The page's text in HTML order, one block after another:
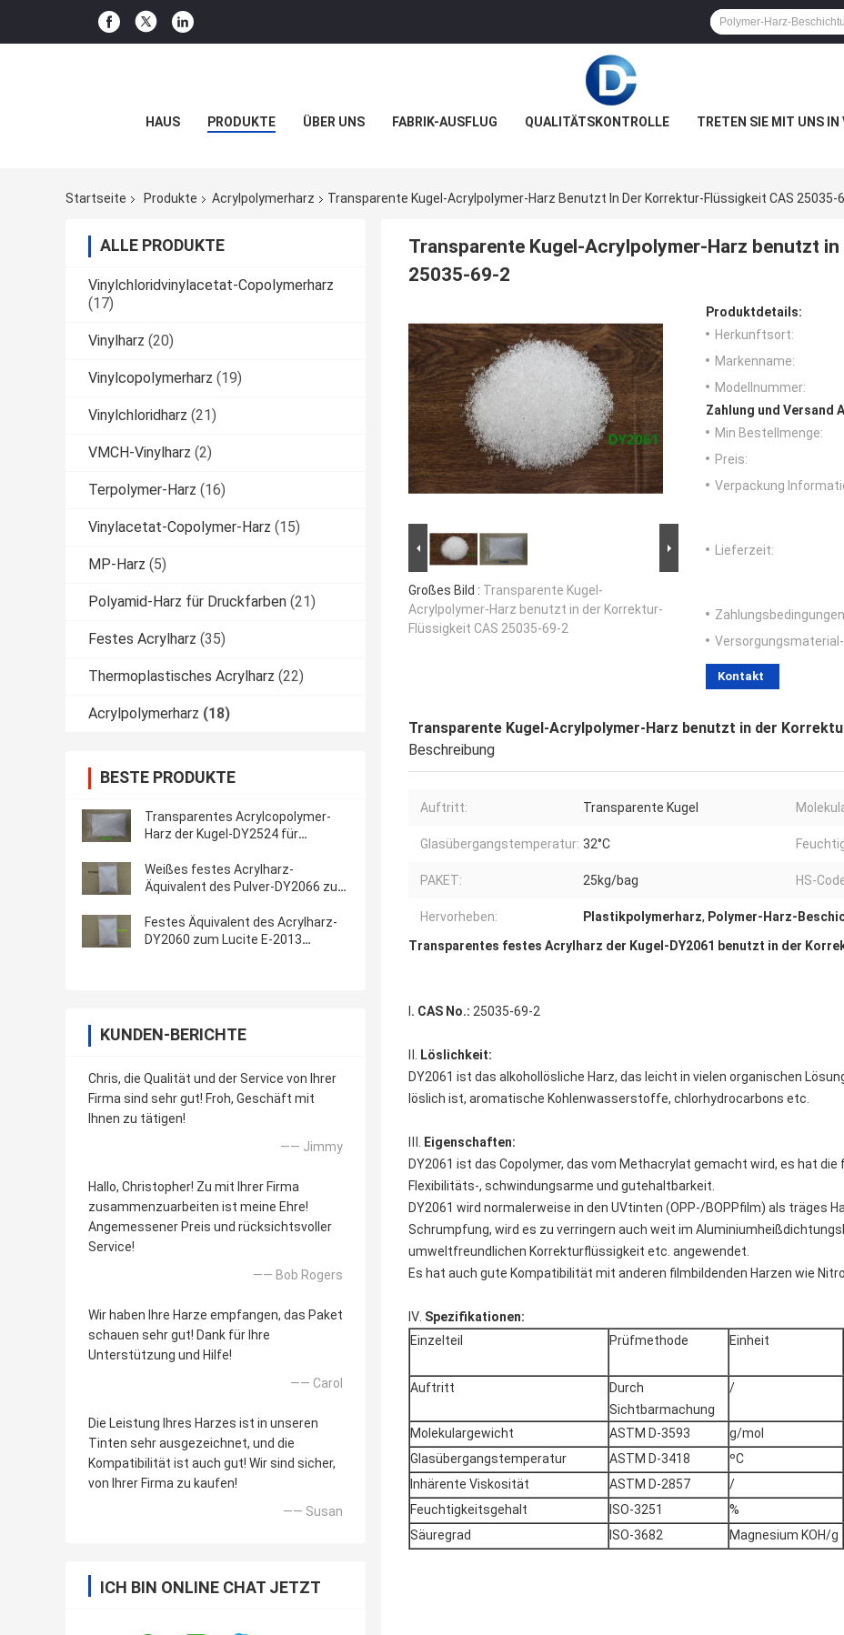
HAUS PRODUKTE ÜBER UNS FABRIK-AUSFLUG QUALITÄTSKONTROLLE TRETEN SIE MIT UNS IN
Startseite Produkte Acrylpolymerharz Transparente Kugel-Acrylpolymer-Harz Benutzt In Der Korrektur-Flüssigkeit CAS 25035-
ALLE PRODUKTE
Vinylchloridvinylacetat-Copolymerharz
(17)
Vinylharz (20)
Vinylcopolymerharz (19)
Vinylchloridharz (21)
VMCH-Vinylharz (2)
Terpolymer-Harz (16)
Vinylacetat-Copolymer-Harz (15)
MP-Harz (5)
Polyamid-Harz für Druckfarben (21)
Festes Acrylharz (35)
Thermoplastisches Acrylharz (22)
Acrylpolymerharz (18)
BESTE PRODUKTE
Transparentes Acrylcopolymer-
Harz der Kugel-DY2524 für
3906909090
Weißes festes Acrylharz-
Äquivalent des Pulver-DY2066 zum
Gravüren-Druckfarben
Festes Äquivalent des Acrylharz-
DY2060 zum Lucite E-2013
KUNDEN-BERICHTE
Chris, die Qualität und der Service von Ihrer
Firma sind sehr gut! Froh, Geschäft mit
Ihnen zu tätigen!
—— Jimmy
Hallo, Christopher! Zu mit Ihrer Firma
zusammenzuarbeiten ist meine Ehre!
Angemessener Preis und rücksichtsvoller
Service!
—— Bob Rogers
Wir haben Ihre Harze empfangen, das Paket
schauen sehr gut! Dank für Ihre
Unterstützung und Hilfe!
—— Carol
Die Leistung Ihres Harzes ist in unseren
Tinten sehr ausgezeichnet, und die
Kompatibilität ist auch gut! Wir sind sicher,
von Ihrer Firma zu kaufen!
—— Susan
ICH BIN ONLINE CHAT JETZT
Transparente Kugel-Acrylpolymer-Harz benutzt
25035-69-2
Großes Bild : Transparente Kugel-
Acrylpolymer-Harz benutzt in der Korrektur-
Flüssigkeit CAS 25035-69-2
Produktdetails:
Herkunftsort:
Markenname:
Modellnummer:
Zahlung und Versand
Min Bestellmenge:
Preis:
Verpackung
Lieferzeit:
Kontakt
Transparente Kugel-Acrylpolymer-Harz benutzt in der
Beschreibung
Auftritt: Transparente Kugel
Glasübergangstemperatur: 32°C
PAKET: 25kg/bag HS-
Hervorheben: Plastikpolymerharz, Polymer-Harz-
Transparentes festes Acrylharz der Kugel-DY2061 benutzt in der
. CAS No.: 25035-69-2
Ⅱ. Löslichkeit:
DY2061 ist das alkohollösliche Harz, das leicht in vielen organischen
löslich ist, aromatische Kohlenwasserstoffe, chlorhydrocarbons etc.
Ⅲ. Eigenschaften:
DY2061 ist das Copolymer, das vom Methacrylat gemacht wird, es hat
Flexibilitäts-, schwindungsarme und gutehaltbarkeit.
DY2061 wird normalerweise in den UVtinten (OPP-/BOPPfilm) als träges
Schrumpfung, wird es zu verringern auch weit im
umweltfreundlichen Korrekturflüssigkeit etc. angewendet.
Es hat auch gute Kompatibilität mit anderen filmbildenden Harzen wie
Ⅳ. Spezifikationen:
Einzelteil
Prüfmethode Einheit
Auftritt
Durch
Sichtbarmachung
/
Molekulargewicht ASTM D-3593 g/mol
Glasübergangstemperatur
ASTM D-3418 ºC
Inhärente Viskosität
ASTM D-2857 /
Feuchtigkeitsgehalt
ISO-3251 %
Säuregrad
ISO-3682 Magnesium KOH/g